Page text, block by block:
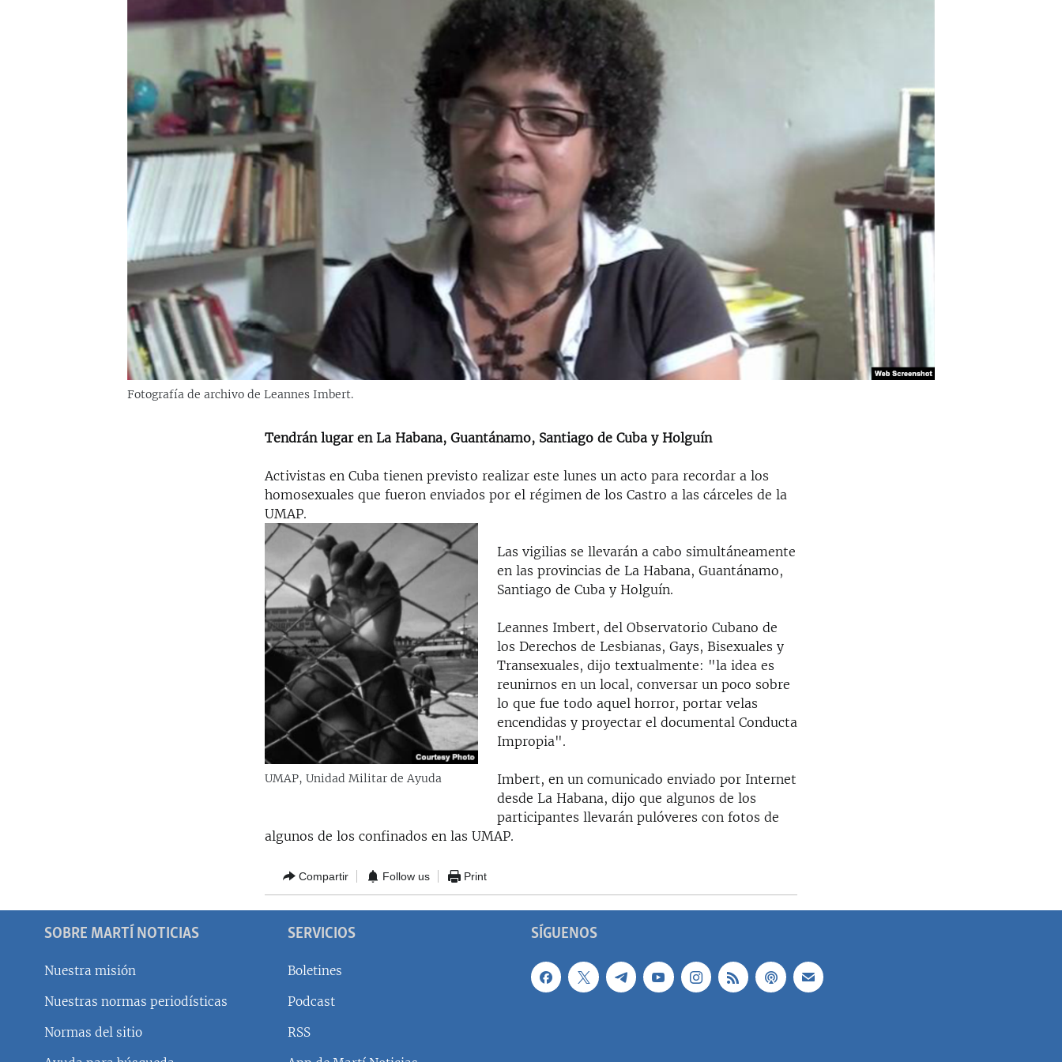
LA REALIDAD DE LA VIVIENDA EN
SER VIEJO EN CUBA
LOS SANTOS DE HIALEAH
DESINFORMACIÓN RUSA EN
LA INVASIÓN DE RUSIA A UCRANIA
Fotografía de archivo de Leannes Imbert.
Tendrán lugar en La Habana, Guantánamo, Santiago de Cuba y Holguín
Activistas en Cuba tienen previsto realizar este lunes un acto para recordar a los
homosexuales que fueron enviados por el régimen de los Castro a las cárceles de la
UMAP.
UMAP, Unidad Militar de Ayuda
Las vigilias se llevarán a cabo simultáneamente
en las provincias de La Habana, Guantánamo,
Santiago de Cuba y Holguín.
Leannes Imbert, del Observatorio Cubano de
los Derechos de Lesbianas, Gays, Bisexuales y
Transexuales, dijo textualmente: "la idea es
reunirnos en un local, conversar un poco sobre
lo que fue todo aquel horror, portar velas
encendidas y proyectar el documental Conducta
Impropia".
Imbert, en un comunicado enviado por Internet
desde La Habana, dijo que algunos de los
participantes llevarán pulóveres con fotos de
algunos de los confinados en las UMAP.
Compartir Follow us Print
SÍGUENOS
SOBRE MARTÍ NOTICIAS
Nuestra misión
Nuestras normas periodísticas
Normas del sitio
SERVICIOS
Boletines
Podcast
RSS